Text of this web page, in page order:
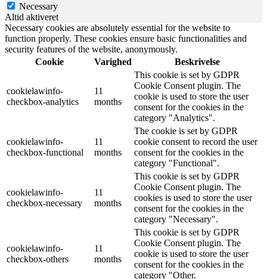
Necessary
Altid aktiveret
Necessary cookies are absolutely essential for the website to
function properly. These cookies ensure basic functionalities and
security features of the website, anonymously.
Cookie
Varighed Beskrivelse
cookielawinfo-
checkbox-analytics
11
months
This cookie is set by GDPR
Cookie Consent plugin. The
cookie is used to store the user
consent for the cookies in the
category "Analytics".
cookielawinfo-
checkbox-functional
11
months
The cookie is set by GDPR
cookie consent to record the user
consent for the cookies in the
category "Functional".
cookielawinfo-
checkbox-necessary
11
months
This cookie is set by GDPR
Cookie Consent plugin. The
cookies is used to store the user
consent for the cookies in the
category "Necessary".
cookielawinfo-
checkbox-others
11
months
This cookie is set by GDPR
Cookie Consent plugin. The
cookie is used to store the user
consent for the cookies in the
category "Other.